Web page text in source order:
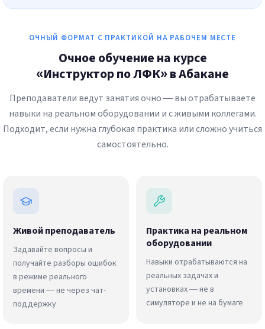
ОЧНЫЙ ФОРМАТ С ПРАКТИКОЙ НА РАБОЧЕМ МЕСТЕ
Очное обучение на курсе
«Инструктор по ЛФК» в Абакане
Преподаватели ведут занятия очно — вы отрабатываете
навыки на реальном оборудовании и с живыми коллегами.
Подходит, если нужна глубокая практика или сложно учиться
самостоятельно.
Живой преподаватель
Задавайте вопросы и
получайте разборы ошибок
в режиме реального
времени — не через чат-
поддержку
Практика на реальном
оборудовании
Навыки отрабатываются на
реальных задачах и
установках — не в
симуляторе и не на бумаге